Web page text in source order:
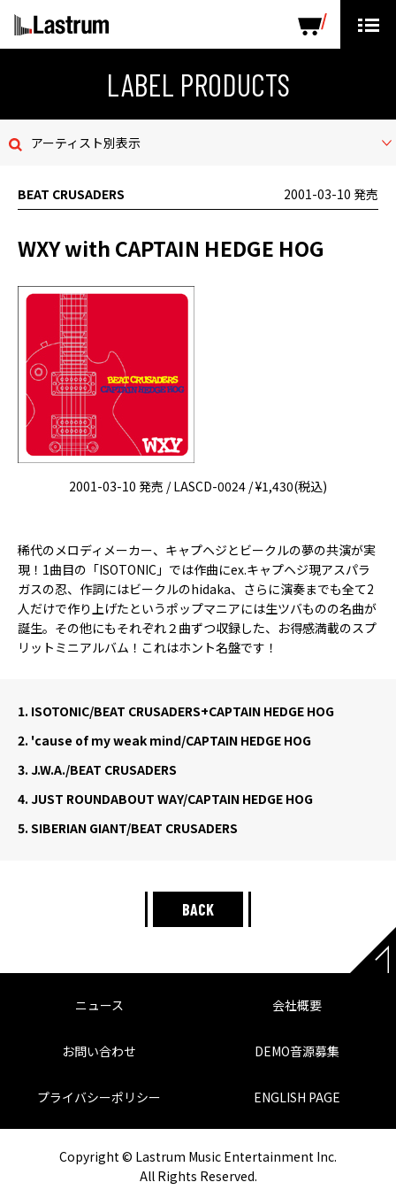
LABEL PRODUCTS
お問い合わせ
デモテープ
プライバシーポリシー
ENGLISH PAGE
LABEL PRODUCTS
アーティスト別表示
BEAT CRUSADERS 2001-03-10 発売
WXY with CAPTAIN HEDGE HOG
2001-03-10 発売 / LASCD-0024 / ¥1,430(税込)
稀代のメロディメーカー、キャプヘジとビークルの夢の共演が実
現！1曲目の「ISOTONIC」では作曲にex.キャプヘジ現アスパラ
ガスの忍、作詞にはビークルのhidaka、さらに演奏までも全て2
人だけで作り上げたというポップマニアには生ツバものの名曲が
誕生。その他にもそれぞれ２曲ずつ収録した、お得感満載のスプ
リットミニアルバム！これはホント名盤です！
1. ISOTONIC/BEAT CRUSADERS+CAPTAIN HEDGE HOG
2. 'cause of my weak mind/CAPTAIN HEDGE HOG
3. J.W.A./BEAT CRUSADERS
4. JUST ROUNDABOUT WAY/CAPTAIN HEDGE HOG
5. SIBERIAN GIANT/BEAT CRUSADERS
BACK
ニュース 会社概要
お問い合わせ DEMO音源募集
プライバシーポリシー ENGLISH PAGE
Copyright © Lastrum Music Entertainment Inc.
All Rights Reserved.